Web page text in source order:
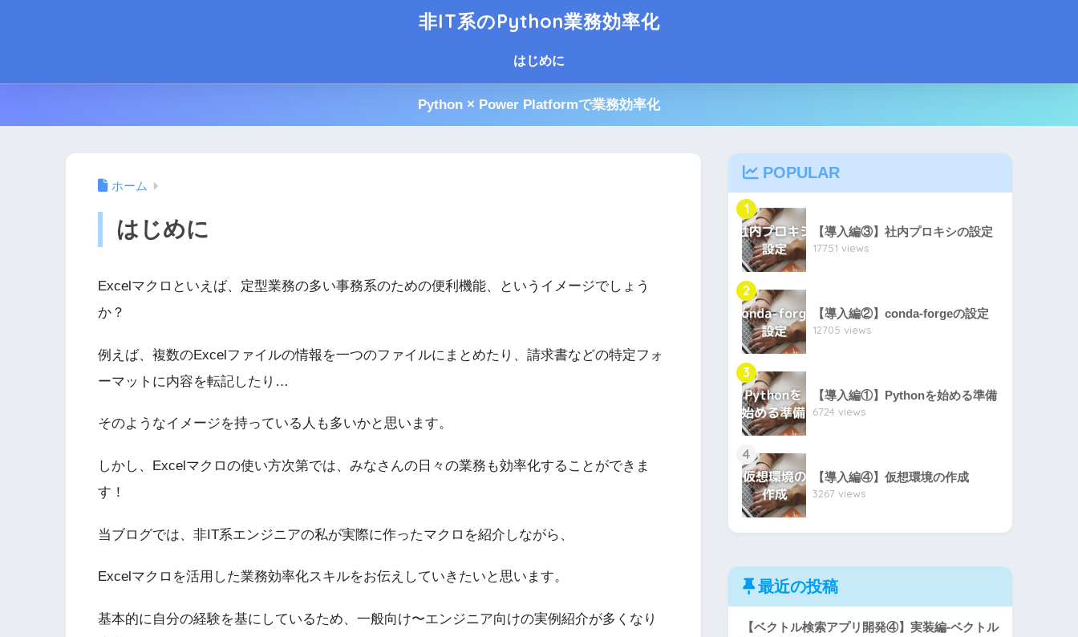
非IT系のPython業務効率化
はじめに
Python × Power Platformで業務効率化
ホーム
はじめに
Excelマクロといえば、定型業務の多い事務系のための便利機能、というイメージでしょう
か？
例えば、複数のExcelファイルの情報を一つのファイルにまとめたり、請求書などの特定フォ
ーマットに内容を転記したり…
そのようなイメージを持っている人も多いかと思います。
しかし、Excelマクロの使い方次第では、みなさんの日々の業務も効率化することができま
す！
当ブログでは、非IT系エンジニアの私が実際に作ったマクロを紹介しながら、
Excelマクロを活用した業務効率化スキルをお伝えしていきたいと思います。
基本的に自分の経験を基にしているため、一般向け〜エンジニア向けの実例紹介が多くなり
POPULAR
1
【導入編③】社内プロキシの設定
17751 views
2
【導入編②】conda-forgeの設定
12705 views
3
【導入編①】Pythonを始める準備
6724 views
4
【導入編④】仮想環境の作成
3267 views
最近の投稿
【ベクトル検索アプリ開発④】実装編-ベクトル